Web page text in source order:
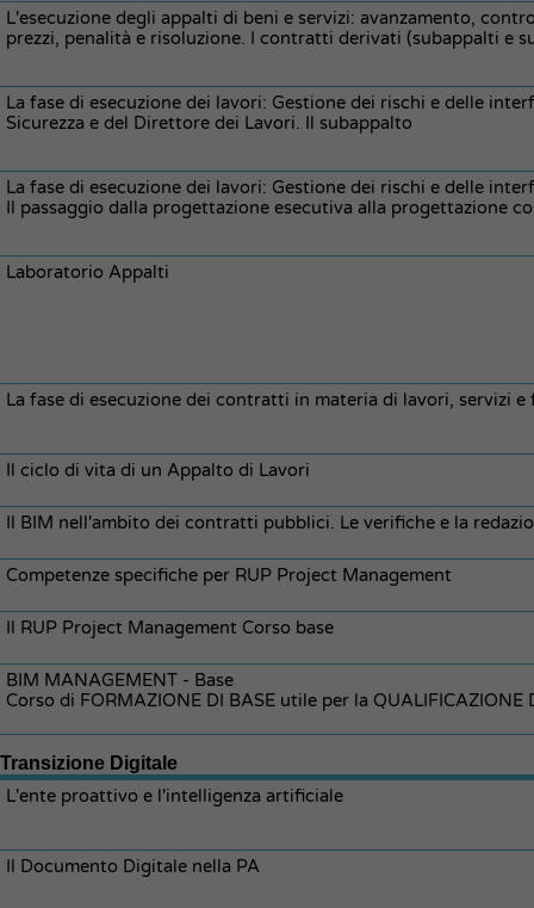
L'esecuzione degli appalti di beni e servizi: avanzamento,
prezzi, penalità e risoluzione. I contratti derivati (subappalti e
La fase di esecuzione dei lavori: Gestione dei rischi e delle
Sicurezza e del Direttore dei Lavori. Il subappalto
La fase di esecuzione dei lavori: Gestione dei rischi e delle
Il passaggio dalla progettazione esecutiva alla progettazione
Laboratorio Appalti
La fase di esecuzione dei contratti in materia di lavori, servizi
Il ciclo di vita di un Appalto di Lavori
Il BIM nell'ambito dei contratti pubblici. Le verifiche e la
Competenze specifiche per RUP Project Management
Il RUP Project Management Corso base
BIM MANAGEMENT - Base
Corso di FORMAZIONE DI BASE utile per la QUALIFICAZIONE
Transizione Digitale
L'ente proattivo e l'intelligenza artificiale
Il Documento Digitale nella PA